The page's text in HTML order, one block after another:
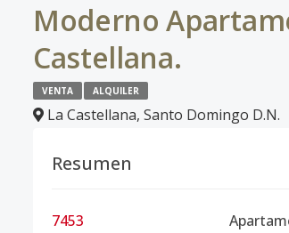
Moderno
Castellana.
VENTA ALQUILER
La Castellana, Santo Domingo D.N.
Resumen
7453